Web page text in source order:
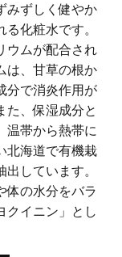
みずしく健やか
化粧水です。
ウムが配合され
は、甘草の根か
分で消炎作用が
た、保湿成分と
温帯から熱帯に
北海道で有機栽
しています。
体の水分をバラ
クイニン」とし